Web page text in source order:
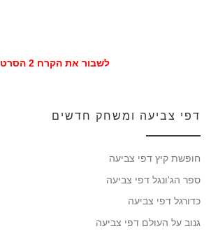
לשבור את הקרח 2 הסרט
דפי צביעה ומשחק חדשים
חופשת קיץ דפי צביעה
ספר הג'ונגל דפי צביעה
כדורגל דפי צביעה
גנוב על העולם דפי צביעה